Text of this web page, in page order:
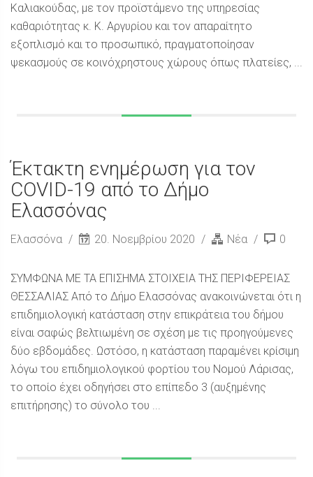
Καλιακούδας, με τον προϊστάμενο της υπηρεσίας
καθαριότητας κ. Κ. Αργυρίου και τον απαραίτητο
εξοπλισμό και το προσωπικό, πραγματοποίησαν
ψεκασμούς σε κοινόχρηστους χώρους όπως πλατείες, ...
Έκτακτη ενημέρωση για τον
COVID-19 από το Δήμο
Ελασσόνας
Ελασσόνα 20. Νοεμβρίου 2020 Νέα 0
ΣΥΜΦΩΝΑ ΜΕ ΤΑ ΕΠΙΣΗΜΑ ΣΤΟΙΧΕΙΑ ΤΗΣ ΠΕΡΙΦΕΡΕΙΑΣ
ΘΕΣΣΑΛΙΑΣ Από το Δήμο Ελασσόνας ανακοινώνεται ότι η
επιδημιολογική κατάσταση στην επικράτεια του δήμου
είναι σαφώς βελτιωμένη σε σχέση με τις προηγούμενες
δύο εβδομάδες. Ωστόσο, η κατάσταση παραμένει κρίσιμη
λόγω του επιδημιολογικού φορτίου του Νομού Λάρισας,
το οποίο έχει οδηγήσει στο επίπεδο 3 (αυξημένης
επιτήρησης) το σύνολο του ...